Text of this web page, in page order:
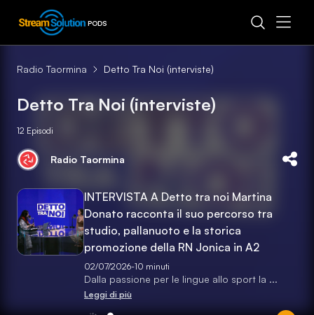
PODS
Radio Taormina Detto Tra Noi (interviste)
Detto Tra Noi (interviste)
12 Episodi
Radio Taormina
INTERVISTA A Detto tra noi Martina
Donato racconta il suo percorso tra
studio, pallanuoto e la storica
promozione della RN Jonica in A2
02/07/2026-10 minuti
Dalla passione per le lingue allo sport la ...
Leggi di più